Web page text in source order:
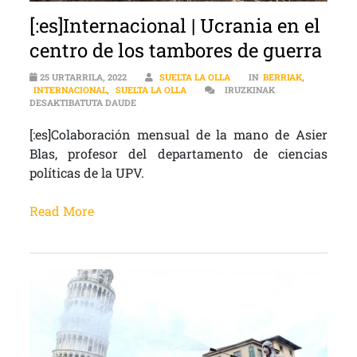
[:es]Internacional | Ucrania en el
centro de los tambores de guerra
25 URTARRILA, 2022 SUELTA LA OLLA IN BERRIAK,
INTERNACIONAL, SUELTA LA OLLA
IRUZKINAK
DESAKTIBATUTA DAUDE[:ES]INTERNACIONAL | UCRANIA EN EL CENTRO
[:es]Colaboración mensual de la mano de Asier
Blas, profesor del departamento de ciencias
políticas de la UPV.
Read More